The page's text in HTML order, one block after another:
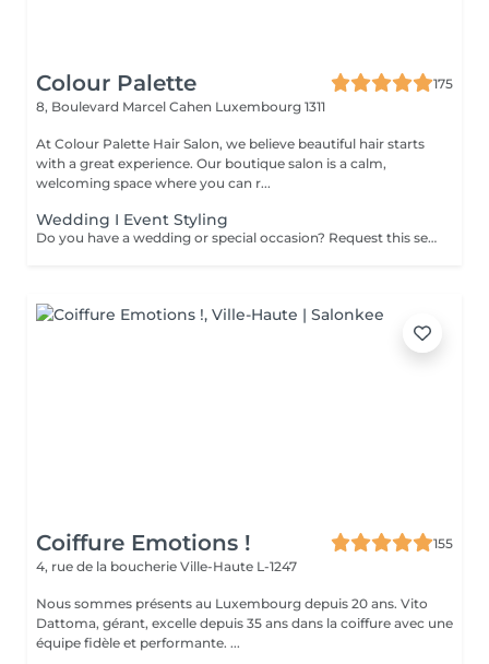
Colour Palette
175
8, Boulevard Marcel Cahen Luxembourg 1311
At Colour Palette Hair Salon, we believe beautiful hair starts
with a great experience. Our boutique salon is a calm,
welcoming space where you can r...
Wedding I Event Styling
Do you have a wedding or special occasion? Request this service by email and include photos of your current hair and desired look
Coiffure Emotions !
155
4, rue de la boucherie Ville-Haute L-1247
Nous sommes présents au Luxembourg depuis 20 ans. Vito
Dattoma, gérant, excelle depuis 35 ans dans la coiffure avec une
équipe fidèle et performante. ...